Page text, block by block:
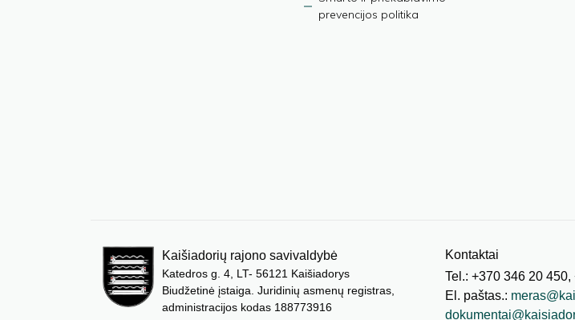
prevencijos politika
Kaišiadorių rajono savivaldybė
Katedros g. 4, LT- 56121 Kaišiadorys
Biudžetinė įstaiga. Juridinių asmenų registras,
administracijos kodas 188773916
Kontaktai
Tel.: +370 346 20
El. paštas.: